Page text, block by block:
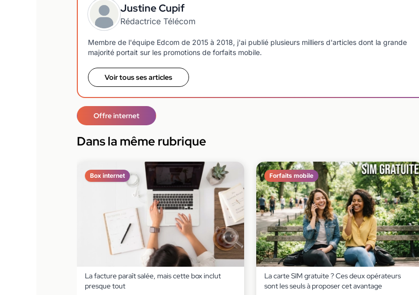
Justine Cupif
Rédactrice Télécom
Membre de l'équipe Edcom de 2015 à 2018, j'ai publié plusieurs milliers d'articles dont la grande
majorité portait sur les promotions de forfaits mobile.
Voir tous ses articles
Offre internet
Dans la même rubrique
Box internet
La facture paraît salée, mais cette box inclut
presque tout
Forfaits mobile
La carte SIM gratuite ? Ces deux opérateurs
sont les seuls à proposer cet avantage